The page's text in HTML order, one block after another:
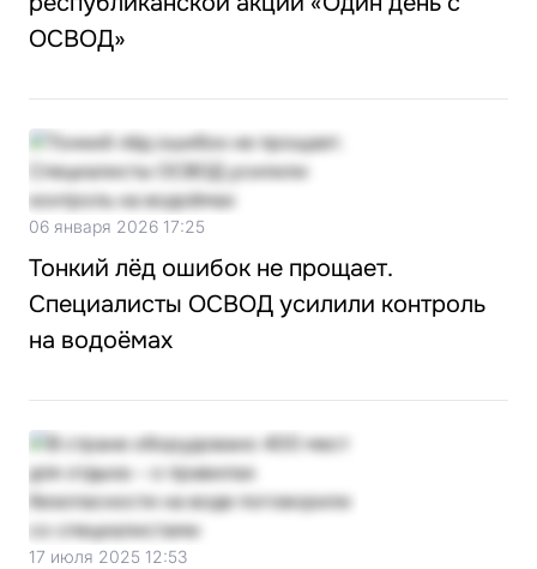
ОСВОД»
06 января 2026 17:25
Тонкий лёд ошибок не прощает.
Специалисты ОСВОД усилили контроль
на водоёмах
17 июля 2025 12:53